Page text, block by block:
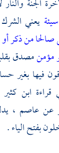
الجنة
يعني الشرك
من ذكر أو
مؤمنمصدق
فيها بغير
ابن كثير
عن عاصم ،
بفتح الياء .